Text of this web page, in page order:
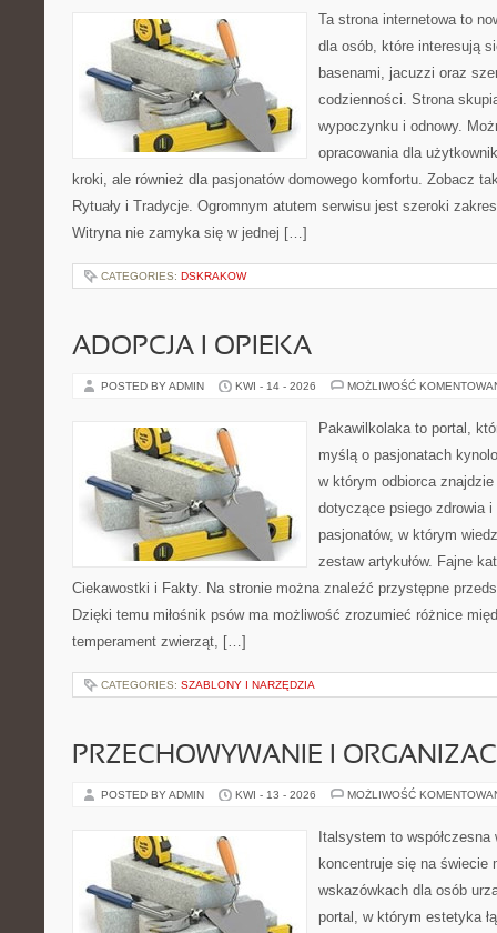
Ta strona internetowa to
dla osób, które interesują
basenami, jacuzzi oraz
codzienności. Strona
wypoczynku i odnowy.
opracowania dla
kroki, ale również dla pasjonatów domowego komfortu. Zobacz
Rytuały i Tradycje. Ogromnym atutem serwisu jest szeroki
Witryna nie zamyka się w jednej […]
CATEGORIES: DSKRAKOW
ADOPCJA I OPIEKA
POSTED BY ADMIN KWI - 14 - 2026 MOŻLIWOŚĆ
Pakawilkolaka to portal,
myślą o pasjonatach
w którym odbiorca
dotyczące psiego zdrowia
pasjonatów, w którym
zestaw artykułów. Fajne
Ciekawostki i Fakty. Na stronie można znaleźć przystępne
Dzięki temu miłośnik psów ma możliwość zrozumieć różnice
temperament zwierząt, […]
CATEGORIES: SZABLONY I NARZĘDZIA
PRZECHOWYWANIE I
POSTED BY ADMIN KWI - 13 - 2026 MOŻLIWOŚĆ
Italsystem to
koncentruje się na świecie
wskazówkach dla osób
portal, w którym estetyka